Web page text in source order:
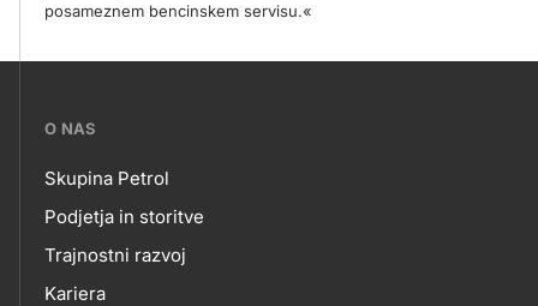
posameznem bencinskem servisu.«
???
skupno.footer-
title???
O NAS
O
NAS
Skupina Petrol
Podjetja in storitve
Trajnostni razvoj
Kariera